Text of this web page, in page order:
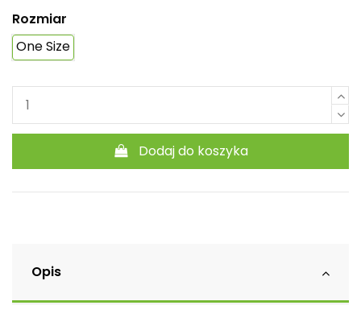
Rozmiar
One Size
Dodaj do koszyka
Opis